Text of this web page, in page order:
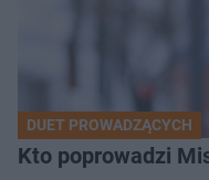
DUET PROWADZĄCYCH
Kto poprowadzi